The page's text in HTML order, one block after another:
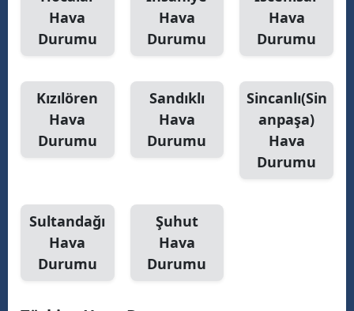
Manisa
Kahramanmaraş
Mardin
Hava
Durumu
Hava
Durumu
Hava
Durumu
Kızılören
Hava
Durumu
Sandıklı
Hava
Durumu
Sincanlı(Sin
anpaşa)
Hava
Durumu
Sultandağı
Hava
Durumu
Şuhut
Hava
Durumu